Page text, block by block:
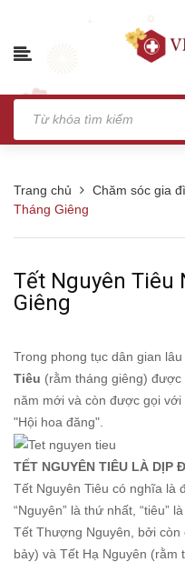
Trang chủ Chăm sóc gia
Tháng Giêng
Tết Nguyên Tiêu
Giêng
Trong phong tục dân gian
Tiêu (rằm tháng giêng)
năm mới và còn được gọi
"Hội hoa đăng".
TẾT NGUYÊN TIÊU LÀ DỊP
Tết Nguyên Tiêu có nghĩa là
“Nguyên” là thứ nhất, “tiêu”
Tết Thượng Nguyên, bởi còn
bảy) và Tết Hạ Nguyên (rằm